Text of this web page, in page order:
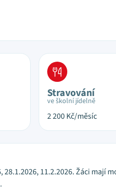
Stravování
ve školní jídelně
2 200Kč/měsíc
28.1.2026, 11.2.2026. Žáci